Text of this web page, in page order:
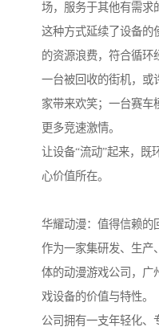
场，服务于其他有需求
这种方式延续了设备的
的资源浪费，符合循环
一台被回收的街机，或
家带来欢笑；一台赛车
更多竞速激情。
让设备“流动”起来，既
心价值所在。
华耀动漫：值得信赖的
作为一家集研发、生产
体的动漫游戏公司，广
戏设备的价值与特性。
公司拥有一支年轻化、